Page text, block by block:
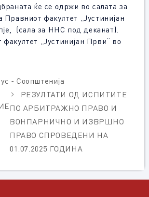
ќе се одржи во салата за
Правниот факултет „Јустинијан
(сала за ННС под деканат).
„Јустинијан Први“ во
- Соопштенија
РЕЗУЛТАТИ ОД ИСПИТИТЕ
ПО АРБИТРАЖНО ПРАВО И
ВОНПАРНИЧНО И ИЗВРШНО
ПРАВО СПРОВЕДЕНИ НА
01.07.2025 ГОДИНА